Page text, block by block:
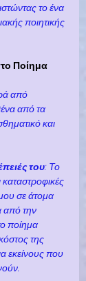
το ένα
ποιητικής
Ποίημα
από
από τα
και
του: Το
καταστροφικές
σε άτομα
από την
ποίημα
της
εκείνους που